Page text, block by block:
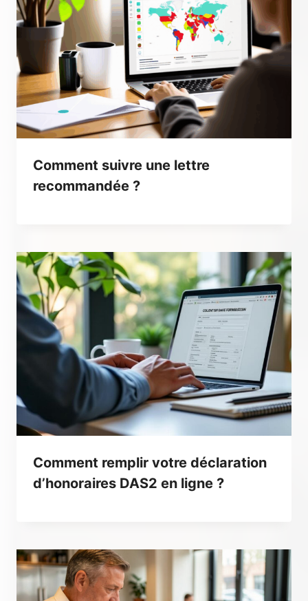
Comment suivre une lettre
recommandée ?
Comment remplir votre déclaration
d’honoraires DAS2 en ligne ?